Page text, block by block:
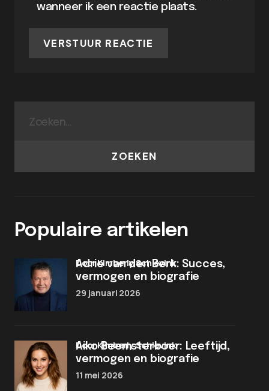
wanneer ik een reactie plaats.
VERSTUUR REACTIE
ZOEKEN
Populaire artikelen
Adrie van den Berk: Succes,
vermogen en biografie
door Kimberly Schievink
29 januari 2026
Aiko Beemsterboer: Leeftijd,
vermogen en biografie
door Kimberly Schievink
11 mei 2026